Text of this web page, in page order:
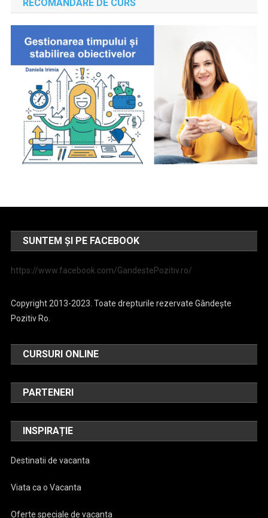
RECOMANDARE DE CURS
SUNTEM ȘI PE FACEBOOK
https://www.facebook.com/GandestePozitiv.ro/
Copyright 2013-2023. Toate drepturile rezervate Gândește
Pozitiv Ro.
CURSURI ONLINE
PARTENERI
INSPIRAȚIE
Destinatii de vacanta
Viata ca o Vacanta
Oferte speciale de vacanta